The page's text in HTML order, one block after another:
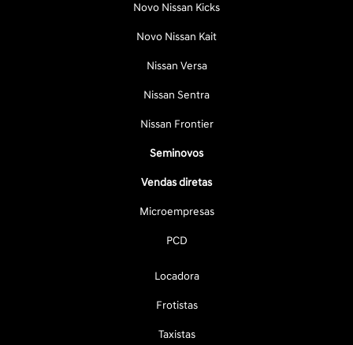
Novo Nissan Kicks
Novo Nissan Kait
Nissan Versa
Nissan Sentra
Nissan Frontier
Seminovos
Vendas diretas
Microempresas
PCD
Locadora
Frotistas
Taxistas